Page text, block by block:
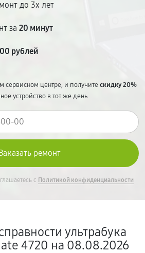
до 3х лет
за 20 минут
рублей
сервисном центре, и получитескидку 20%
устройство в тот же день
с Политикой конфиденциальности
ультрабука
4720 на 08.08.2026